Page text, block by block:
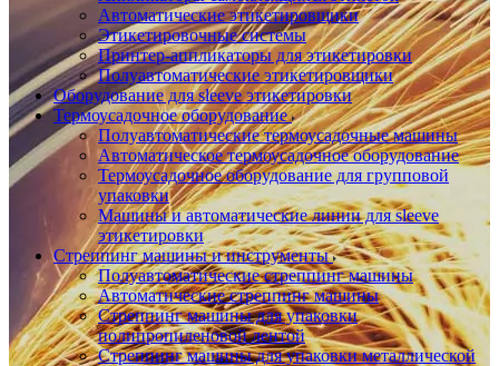
Автоматические этикетировщики
Этикетировочные системы
Принтер-аппликаторы для этикетировки
Полуавтоматические этикетировщики
Оборудование для sleeve этикетировки
Термоусадочное оборудование
Полуавтоматические термоусадочные машины
Автоматическое термоусадочное оборудование
Термоусадочное оборудование для групповой
упаковки
Машины и автоматические линии для sleeve
этикетировки
Стреппинг машины и инструменты
Полуавтоматические стреппинг машины
Автоматические стреппинг машины
Стреппинг машины для упаковки
полипропиленовой лентой
Стреппинг машины для упаковки металлической